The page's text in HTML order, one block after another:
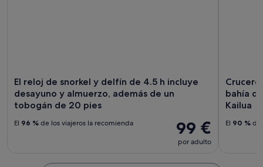
El reloj de snorkel y delfín de 4.5 h incluye
desayuno y almuerzo, además de un
tobogán de 20 pies
99 €
por adulto
El 96 % de los viajeros la recomienda
bahía
Kailua
El 90 % de